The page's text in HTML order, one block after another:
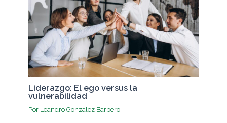
Liderazgo: El ego versus la
vulnerabilidad
Por Leandro González Barbero